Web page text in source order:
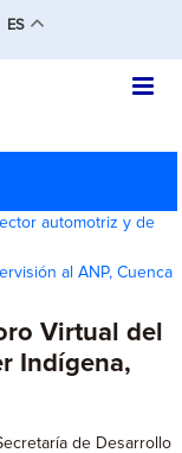
ES
automotriz y de
al ANP, Cuenca
Virtual del
Indígena,
de Desarrollo